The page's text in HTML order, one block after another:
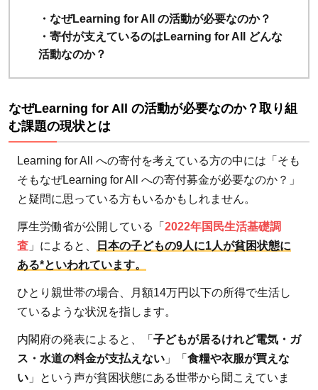
寄付
を活
用し
た活
元に
政策
提
言。
全国
ども
たち
へ
2.2
困っ
る子
ども
たち
・なぜLearning for All の活動が必要なのか？
・寄付が支えているのはLearning for All どんな
活動なのか？
なぜLearning for All の活動が必要なのか？取り組
む課題の現状とは
Learning for All への寄付を考えている方の中には「そも
そもなぜLearning for All への寄付募金が必要なのか？」
と疑問に思っている方もいるかもしれません。
厚生労働省が公開している「 2022年国民生活基礎調
査 」によると、
日本の子どもの9人に1人が貧困状態に
ある*といわれています。
ひとり親世帯の場合、月額14万円以下の所得で生活し
ているような状況を指します。
内閣府の発表によると、「 子どもが居るけれど電気・ガ
ス・水道の料金が支払えない 」「 食糧や衣服が買えな
い 」という声が貧困状態にある世帯から聞こえていま